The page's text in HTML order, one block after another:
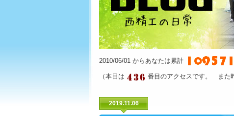
2010/06/01 からあなたは累計
（本日は 番目のアクセスです。 また
2019.11.06